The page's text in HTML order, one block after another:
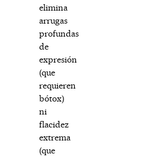
elimina
arrugas
profundas
de
expresión
(que
requieren
bótox)
ni
flacidez
extrema
(que